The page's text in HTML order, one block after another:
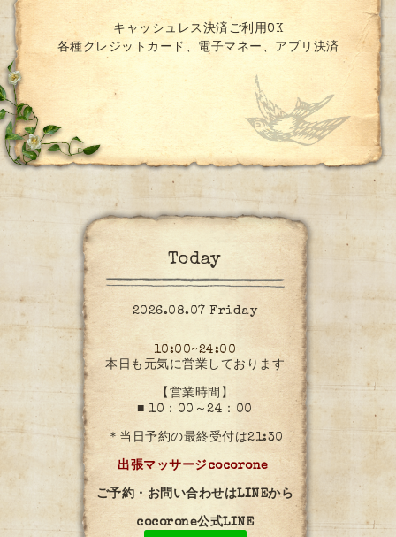
キャッシュレス決済ご利用OK
各種クレジットカード、電子マネー、アプリ決済
Today
2026.08.07 Friday
10:00~24:00
本日も元気に営業しております
【営業時間】
■ 10：00～24：00
＊当日予約の最終受付は21:30
出張マッサージcocorone
ご予約・お問い合わせはLINEから
cocorone公式LINE